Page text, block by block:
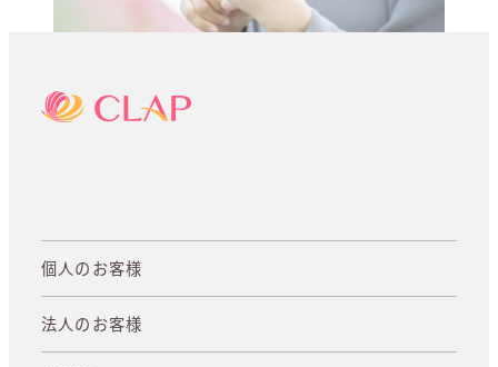
個人のお客様
法人のお客様